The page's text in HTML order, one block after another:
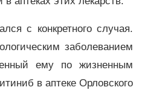
с конкретного случая.
заболеванием
ему по жизненным
в аптеке Орловского